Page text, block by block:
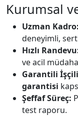
Kurumsal
Uzman Kadro:
deneyimli,
Hızlı
ve acil
Garantili
garantisi
Şeffaf Süreç:
test raporu.